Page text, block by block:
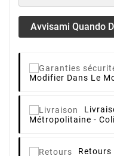
Avvisami Quando
Modifier Dans Le
Métropolitaine -
Retours